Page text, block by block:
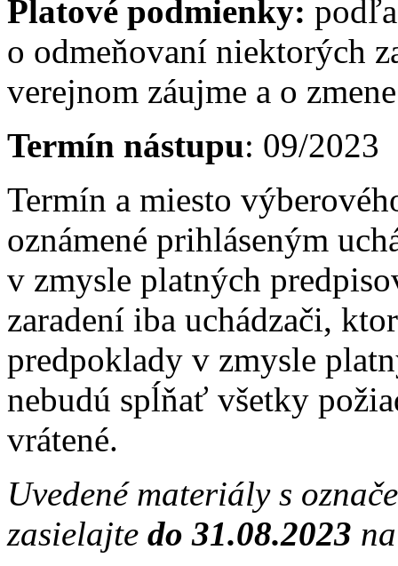
Platové podmienky:
o odmeňovaní niektorých
verejnom záujme a o
Termín nástupu: 09/2023
Termín a miesto
oznámené prihláseným
v zmysle platných
zaradení iba uchádzači,
predpoklady v zmysle
nebudú spĺňať všetky
vrátené.
Uvedené materiály s
zasielajte do 31.08.2023